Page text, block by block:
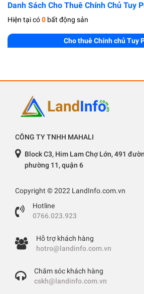
Danh Sách Cho Thuê Chính Chủ Tuy
Hiện tại có0 bất động sản
Cho thuê Chính chủ Tuy
CÔNG TY TNHH MAHALI
Block C3, Him Lam Chợ Lớn, 491
phường 11, quận 6
Copyright © 2022 LandInfo.com.vn
Hotline
0766.023.923
Hỗ trợ khách hàng
hotro@landinfo.com.vn
Chăm sóc khách hàng
cskh@landinfo.com.vn